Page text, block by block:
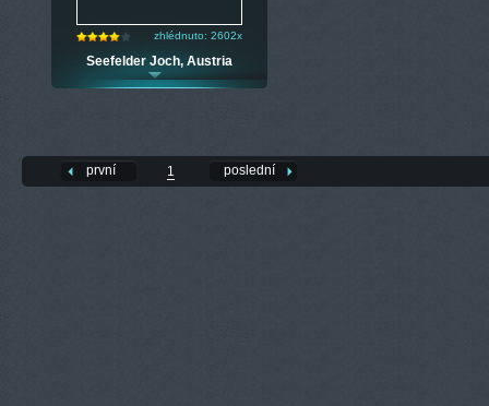
zhlédnuto: 2602x
Seefelder Joch, Austria
první 1 poslední